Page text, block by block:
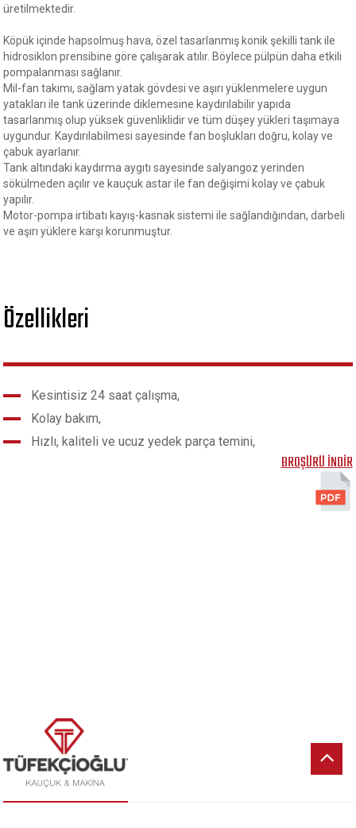
üretilmektedir.
Köpük içinde hapsolmuş hava, özel tasarlanmış konik şekilli tank ile
hidrosiklon prensibine göre çalışarak atılır. Böylece pülpün daha etkili
pompalanması sağlanır.
Mil-fan takımı, sağlam yatak gövdesi ve aşırı yüklenmelere uygun
yatakları ile tank üzerinde diklemesine kaydırılabilir yapıda
tasarlanmış olup yüksek güvenliklidir ve tüm düşey yükleri taşımaya
uygundur. Kaydırılabilmesi sayesinde fan boşlukları doğru, kolay ve
çabuk ayarlanır.
Tank altındaki kaydırma aygıtı sayesinde salyangoz yerinden
sökülmeden açılır ve kauçuk astar ile fan değişimi kolay ve çabuk
yapılır.
Motor-pompa irtibatı kayış-kasnak sistemi ile sağlandığından, darbeli
ve aşırı yüklere karşı korunmuştur.
Özellikleri
Kesintisiz 24 saat çalışma,
Kolay bakım,
Hızlı, kaliteli ve ucuz yedek parça temini,
BROŞÜRÜ İNDİR